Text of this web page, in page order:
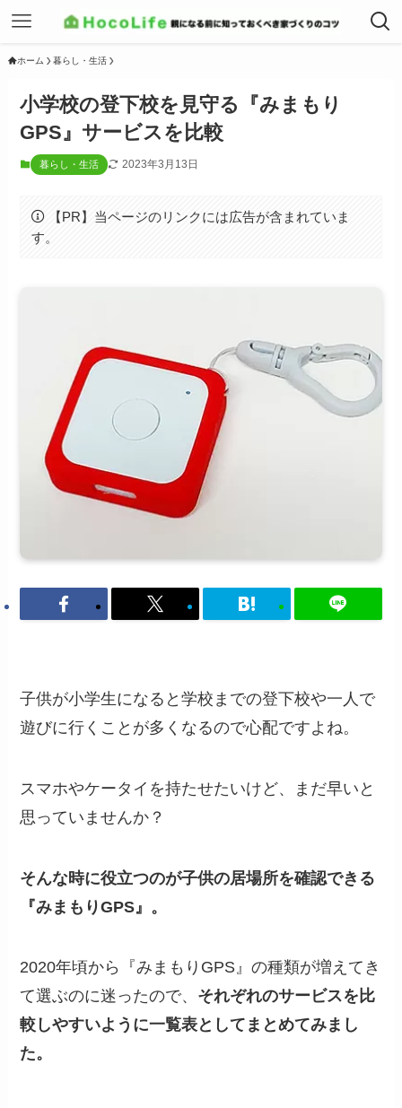
ホーム 暮らし・生活
小学校の登下校を見守る『みまもり
GPS』サービスを比較
暮らし・生活 2023年3月13日
【PR】当ページのリンクには広告が含まれていま
す。
子供が小学生になると学校までの登下校や一人で
遊びに行くことが多くなるので心配ですよね。
スマホやケータイを持たせたいけど、まだ早いと
思っていませんか？
そんな時に役立つのが子供の居場所を確認できる
『みまもりGPS』。
2020年頃から『みまもりGPS』の種類が増えてき
て選ぶのに迷ったので、 それぞれのサービスを比
較しやすいように一覧表としてまとめてみまし
た。